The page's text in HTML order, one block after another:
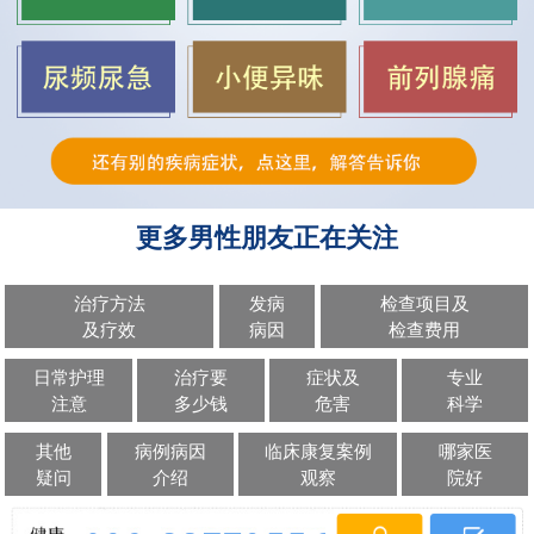
更多男性朋友正在关注
治疗方法
及疗效
发病
病因
检查项目及
检查费用
日常护理
注意
治疗要
多少钱
症状及
危害
专业
科学
其他
疑问
病例病因
介绍
临床康复案例
观察
哪家医
院好